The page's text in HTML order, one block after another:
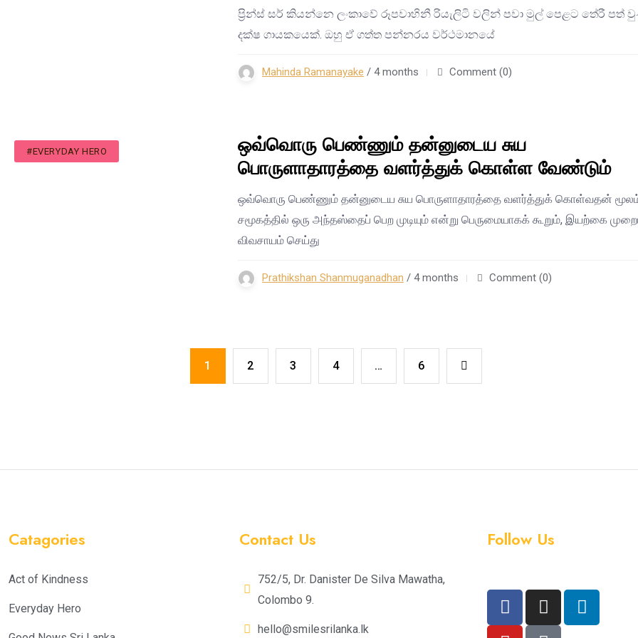
ප්‍රින්ස් සර් කියන්නෙ ලංකාවේ රූපවාහිනී රියැලිටි වලින් පවා මුල් පෙළට තේරී පත්
දක්ෂ ගායකයෙක්. ඔහු ඒ ගත්ත පන්නරය වර්ථමානයේ
Mahinda Ramanayake / 4 months Comment (0)
#EVERYDAY HERO
ஒவ்வொரு பெண்ணும் தன்னுடைய சுய
பொருளாதாரத்தை வளர்த்துக் கொள்ள வேண்டும்
ஒவ்வொரு பெண்ணும் தன்னுடைய சுய பொருளாதாரத்தை வளர்த்துக் கொள்வதன்
சமூகத்தில் ஒரு அந்தஸ்தைப் பெற முடியும் என்று பெருமையாகக் கூறும், இயற்கை
விவசாயம் செய்து
Prathikshan Shanmuganadhan / 4 months Comment (0)
1 2 3 4 … 6
Catagories
Act of Kindness
Everyday Hero
Contact Us
752/5, Dr. Danister De Silva Mawatha,
Colombo 9.
hello@smilesrilanka.lk
Follow Us